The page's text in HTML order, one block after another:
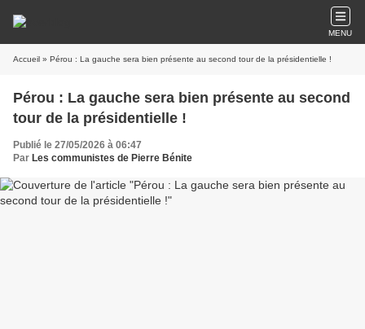
MENU
Accueil » Pérou : La gauche sera bien présente au second tour de la présidentielle !
Pérou : La gauche sera bien présente au second
tour de la présidentielle !
Publié le 27/05/2026 à 06:47
Par Les communistes de Pierre Bénite